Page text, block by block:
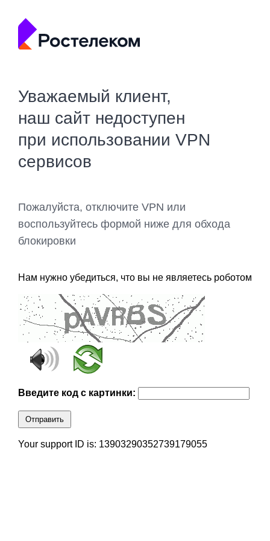
Уважаемый клиент,
наш сайт недоступен
при использовании VPN
сервисов
Пожалуйста, отключите VPN или
воспользуйтесь формой ниже для обхода
блокировки
Нам нужно убедиться, что вы не являетесь роботом
Введите код с картинки:
Отправить
Your support ID is: 13903290352739179055